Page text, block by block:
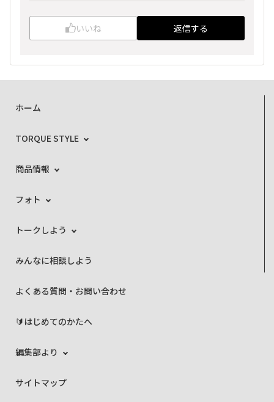
いいね 返信する
ホーム
TORQUE STYLE
商品情報
フォト
トークしよう
みんなに相談しよう
よくある質問・お問い合わせ
🔰はじめてのかたへ
編集部より
サイトマップ